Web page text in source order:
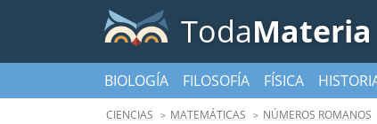
TodaMateria
BIOLOGÍA FILOSOFÍA FÍSICA
CIENCIAS MATEMÁTICAS NÚMEROS ROMANOS